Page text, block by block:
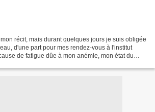
récit, mais durant quelques jours je suis obligée
d'une part pour mes rendez-vous à l'institut
de fatigue dûe à mon anémie, mon état du